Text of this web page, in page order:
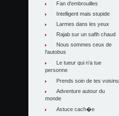
Fan d'embrouilles
Intelligent mais stupide
Larmes dans les yeux
Rajab sur un safih chaud
Nous sommes ceux de
l'autobus
Le tueur qui n'a tue
personne
Prends soin de tes voisins
Adventure autour du
monde
Astuce cach�e